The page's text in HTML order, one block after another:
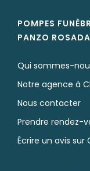
POMPES
PANZO ROSADA
Qui sommes-
Notre agence à
Nous contacter
Prendre rendez-
Écrire un avis sur